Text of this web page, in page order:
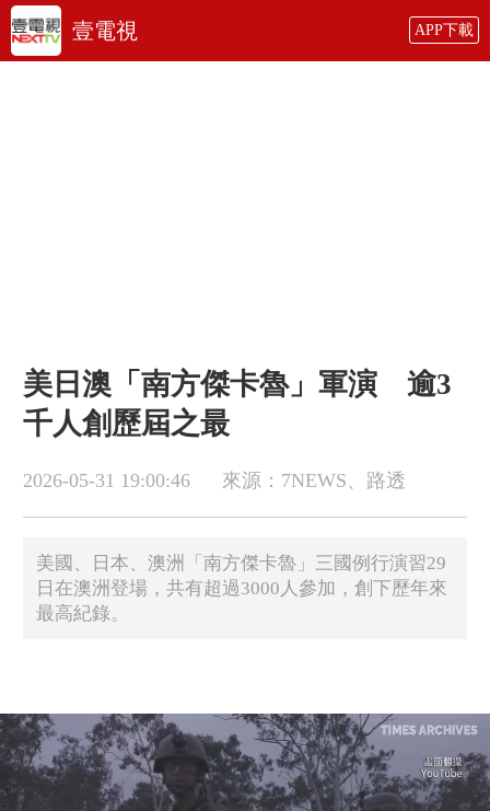
壹電視 APP下載
美日澳「南方傑卡魯」軍演 逾3
千人創歷屆之最
2026-05-31 19:00:46 來源：7NEWS、路透
美國、日本、澳洲「南方傑卡魯」三國例行演習29
日在澳洲登場，共有超過3000人參加，創下歷年來
最高紀錄。